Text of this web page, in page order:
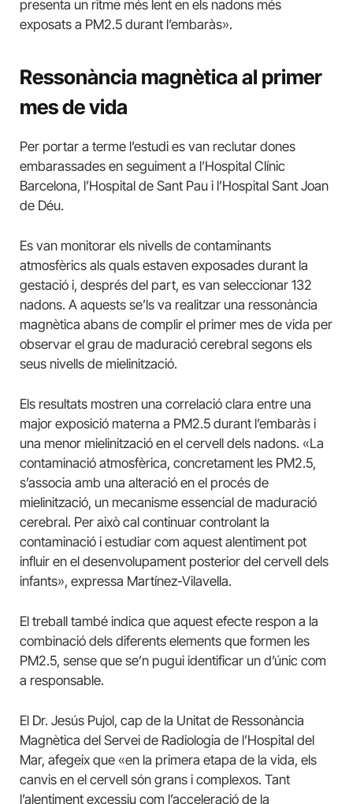
presenta un ritme més lent en els nadons més
exposats a PM2.5 durant l’embaràs».
Ressonància magnètica al primer
mes de vida
Per portar a terme l’estudi es van reclutar dones
embarassades en seguiment a l’Hospital Clínic
Barcelona, l’Hospital de Sant Pau i l’Hospital Sant Joan
de Déu.
Es van monitorar els nivells de contaminants
atmosfèrics als quals estaven exposades durant la
gestació i, després del part, es van seleccionar 132
nadons. A aquests se’ls va realitzar una ressonància
magnètica abans de complir el primer mes de vida per
observar el grau de maduració cerebral segons els
seus nivells de mielinització.
Els resultats mostren una correlació clara entre una
major exposició materna a PM2.5 durant l’embaràs i
una menor mielinització en el cervell dels nadons. «La
contaminació atmosfèrica, concretament les PM2.5,
s’associa amb una alteració en el procés de
mielinització, un mecanisme essencial de maduració
cerebral. Per això cal continuar controlant la
contaminació i estudiar com aquest alentiment pot
influir en el desenvolupament posterior del cervell dels
infants», expressa Martínez-Vilavella.
El treball també indica que aquest efecte respon a la
combinació dels diferents elements que formen les
PM2.5, sense que se’n pugui identificar un d’únic com
a responsable.
El Dr. Jesús Pujol, cap de la Unitat de Ressonància
Magnètica del Servei de Radiologia de l’Hospital del
Mar, afegeix que «en la primera etapa de la vida, els
canvis en el cervell són grans i complexos. Tant
l’alentiment excessiu com l’acceleració de la